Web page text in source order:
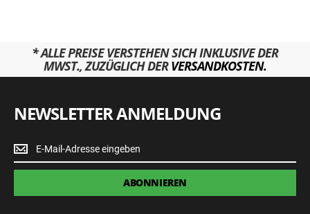
* ALLE PREISE VERSTEHEN SICH INKLUSIVE DER
MWST., ZUZÜGLICH DERVERSANDKOSTEN.
NEWSLETTER ANMELDUNG
Newsletter
Anmeldung
ABONNIEREN